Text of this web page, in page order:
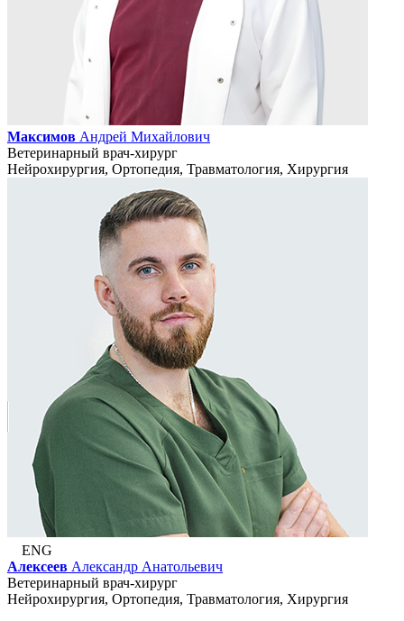
Максимов Андрей Михайлович
Ветеринарный врач-хирург
Нейрохирургия, Ортопедия, Травматология, Хирургия
ENG
Алексеев Александр Анатольевич
Ветеринарный врач-хирург
Нейрохирургия, Ортопедия, Травматология, Хирургия